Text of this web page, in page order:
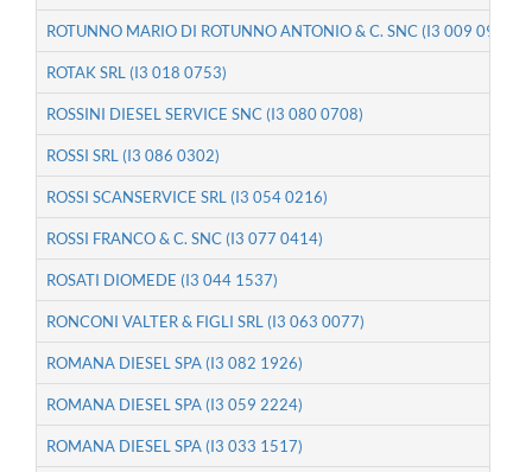
ROTUNNO MARIO DI ROTUNNO ANTONIO & C. SNC (I3 009 0912)
ROTAK SRL (I3 018 0753)
ROSSINI DIESEL SERVICE SNC (I3 080 0708)
ROSSI SRL (I3 086 0302)
ROSSI SCANSERVICE SRL (I3 054 0216)
ROSSI FRANCO & C. SNC (I3 077 0414)
ROSATI DIOMEDE (I3 044 1537)
RONCONI VALTER & FIGLI SRL (I3 063 0077)
ROMANA DIESEL SPA (I3 082 1926)
ROMANA DIESEL SPA (I3 059 2224)
ROMANA DIESEL SPA (I3 033 1517)